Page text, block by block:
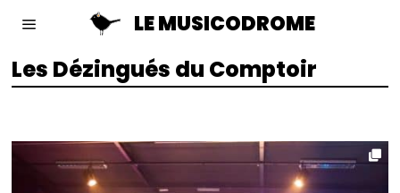
LE MUSICODROME
Les Dézingués du Comptoir